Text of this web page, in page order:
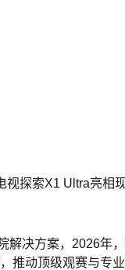
探索X1 Ultra亮相
决方案，2026年
动顶级观赛与专业